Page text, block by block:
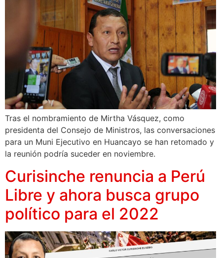
Tras el nombramiento de Mirtha Vásquez, como
presidenta del Consejo de Ministros, las conversaciones
para un Muni Ejecutivo en Huancayo se han retomado y
la reunión podría suceder en noviembre.
Curisinche renuncia a Perú
Libre y ahora busca grupo
político para el 2022